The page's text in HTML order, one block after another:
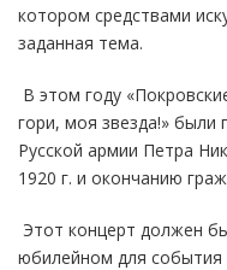
котором средствами
заданная тема.
В этом году
гори, моя звезда!»
Русской армии Петра
1920 г. и окончанию
Этот концерт должен
юбилейном для события